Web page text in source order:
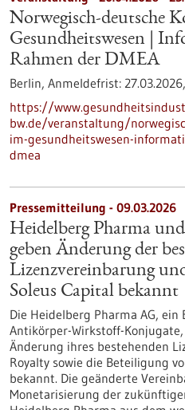
Norwegisch-deutsche
Gesundheitswesen |
Rahmen der DMEA
Berlin, Anmeldefrist: 27.03.2026,
https://
bw.de/veranstaltung/
im-gesundheitswesen-
dmea
Pressemitteilung - 09.03.2026
Heidelberg Pharma
geben Änderung der
Lizenzvereinbarung
Soleus Capital bekannt
Die Heidelberg Pharma AG,
Antikörper-Wirkstoff-
Änderung ihres bestehenden
Royalty sowie die Beteiligung
bekannt. Die geänderte
Monetarisierung der